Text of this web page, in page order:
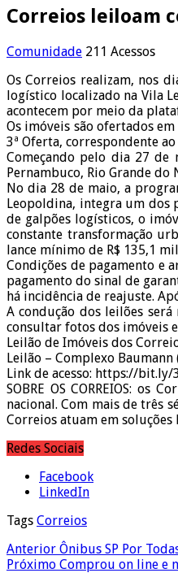
Correios leiloam
Comunidade 211 Acessos
Os Correios realizam, nos
logístico localizado na Vila
acontecem por meio da
Os imóveis são ofertados
3ª Oferta, correspondente
Começando pelo dia 27 de
Pernambuco, Rio Grande do
No dia 28 de maio, a
Leopoldina, integra um dos
de galpões logísticos, o
constante transformação
lance mínimo de R$ 135,1
Condições de pagamento e
pagamento do sinal de
há incidência de reajuste.
A condução dos leilões
consultar fotos dos imóveis
Leilão de Imóveis dos
Leilão – Complexo Baumann
Link de acesso: https://bit.ly/
SOBRE OS CORREIOS:
nacional. Com mais de três
Correios atuam em
Redes Sociais
Facebook
LinkedIn
Tags Correios
Anterior Ônibus SP Por
Próximo Comprou on line e